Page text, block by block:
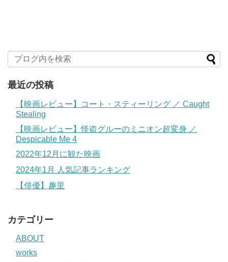
最近の投稿
【映画レビュー】コート・スティーリング ／ Caught
Stealing
【映画レビュー】怪盗グルーのミニオン超変身 ／
Despicable Me 4
2022年12月に観た映画
2024年1月 人気記事ランキング
【俳優】趣里
カテゴリー
ABOUT
works